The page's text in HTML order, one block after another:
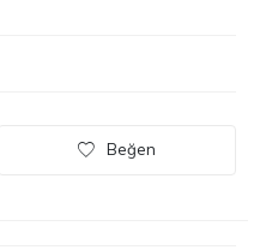
Beğen